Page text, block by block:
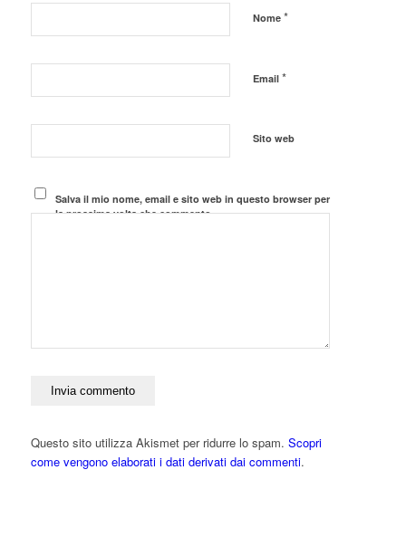
Nome *
Email *
Sito web
Salva il mio nome, email e sito web in questo browser per
la prossima volta che commento.
Questo sito utilizza Akismet per ridurre lo spam. Scopri
come vengono elaborati i dati derivati dai commenti.